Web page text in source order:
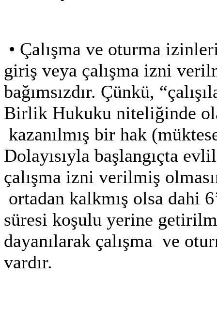
• Çalışma ve oturma
giriş veya çalışma izni
bağımsızdır. Çünkü,
Birlik Hukuku niteliğinde
kazanılmış bir hak
Dolayısıyla başlangıçta
çalışma izni verilmiş
ortadan kalkmış olsa dahi
süresi koşulu yerine
dayanılarak çalışma ve
vardır.